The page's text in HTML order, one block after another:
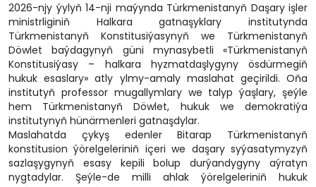
2026-njy ýylyň 14-nji maýynda Türkmenistanyň Daşary işler
ministrliginiň Halkara gatnaşyklary institutynda
Türkmenistanyň Konstitusiýasynyň we Türkmenistanyň
Döwlet baýdagynyň güni mynasybetli «Türkmenistanyň
Konstitusiýasy – halkara hyzmatdaşlygyny ösdürmegiň
hukuk esaslary» atly ylmy-amaly maslahat geçirildi. Oňa
institutyň professor mugallymlary we talyp ýaşlary, şeýle
hem Türkmenistanyň Döwlet, hukuk we demokratiýa
institutynyň hünärmenleri gatnaşdylar.
Maslahatda çykyş edenler Bitarap Türkmenistanyň
konstitusion ýörelgeleriniň içeri we daşary syýasatymyzyň
sazlaşygynyň esasy kepili bolup durýandygyny aýratyn
nygtadylar. Şeýle-de milli ahlak ýörelgeleriniň hukuk